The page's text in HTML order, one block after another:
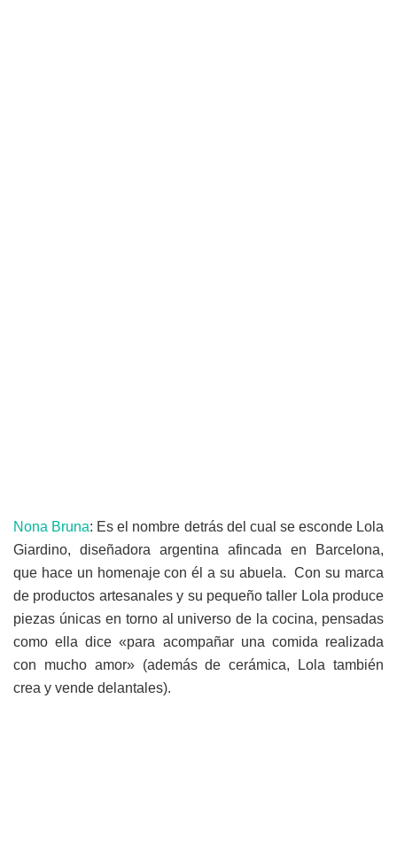
Nona Bruna: Es el nombre detrás del cual se esconde Lola
Giardino, diseñadora argentina afincada en Barcelona,
que hace un homenaje con él a su abuela. Con su marca
de productos artesanales y su pequeño taller Lola produce
piezas únicas en torno al universo de la cocina, pensadas
como ella dice «para acompañar una comida realizada
con mucho amor» (además de cerámica, Lola también
crea y vende delantales).